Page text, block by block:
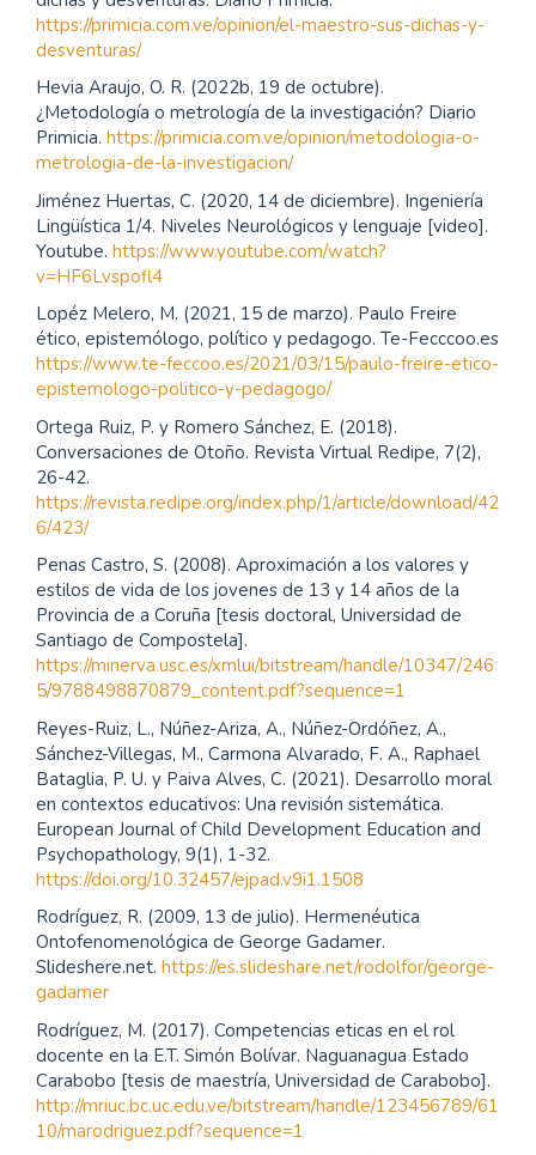
https://primicia.com.ve/opinion/el-maestro-sus-dichas-y-
desventuras/
Hevia Araujo, O. R. (2022b, 19 de octubre).
¿Metodología o metrología de la investigación? Diario
Primicia. https://primicia.com.ve/opinion/metodologia-o-
metrologia-de-la-investigacion/
Jiménez Huertas, C. (2020, 14 de diciembre). Ingeniería
Lingüística 1/4. Niveles Neurológicos y lenguaje [video].
Youtube. https://www.youtube.com/watch?
v=HF6Lvspofl4
Lopéz Melero, M. (2021, 15 de marzo). Paulo Freire
ético, epistemólogo, político y pedagogo. Te-Fecccoo.es
https://www.te-feccoo.es/2021/03/15/paulo-freire-etico-
epistemologo-politico-y-pedagogo/
Ortega Ruiz, P. y Romero Sánchez, E. (2018).
Conversaciones de Otoño. Revista Virtual Redipe, 7(2),
26-42.
https://revista.redipe.org/index.php/1/article/download/42
6/423/
Penas Castro, S. (2008). Aproximación a los valores y
estilos de vida de los jovenes de 13 y 14 años de la
Provincia de a Coruña [tesis doctoral, Universidad de
Santiago de Compostela].
https://minerva.usc.es/xmlui/bitstream/handle/10347/246
5/9788498870879_content.pdf?sequence=1
Reyes-Ruiz, L., Núñez-Ariza, A., Núñez-Ordóñez, A.,
Sánchez-Villegas, M., Carmona Alvarado, F. A., Raphael
Bataglia, P. U. y Paiva Alves, C. (2021). Desarrollo moral
en contextos educativos: Una revisión sistemática.
European Journal of Child Development Education and
Psychopathology, 9(1), 1-32.
https://doi.org/10.32457/ejpad.v9i1.1508
Rodríguez, R. (2009, 13 de julio). Hermenéutica
Ontofenomenológica de George Gadamer.
Slideshere.net. https://es.slideshare.net/rodolfor/george-
gadamer
Rodríguez, M. (2017). Competencias eticas en el rol
docente en la E.T. Simón Bolívar. Naguanagua Estado
Carabobo [tesis de maestría, Universidad de Carabobo].
http://mriuc.bc.uc.edu.ve/bitstream/handle/123456789/61
10/marodriguez.pdf?sequence=1